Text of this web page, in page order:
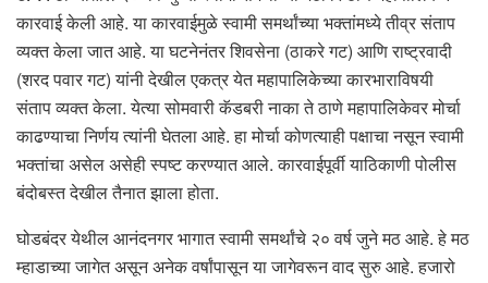
कारवाई केली आहे. या कारवाईमुळे स्वामी समर्थांच्या भक्तांमध्ये तीव्र संताप
व्यक्त केला जात आहे. या घटनेनंतर शिवसेना (ठाकरे गट) आणि राष्ट्रवादी
(शरद पवार गट) यांनी देखील एकत्र येत महापालिकेच्या कारभाराविषयी
संताप व्यक्त केला. येत्या सोमवारी कॅडबरी नाका ते ठाणे महापालिकेवर मोर्चा
काढण्याचा निर्णय त्यांनी घेतला आहे. हा मोर्चा कोणत्याही पक्षाचा नसून स्वामी
भक्तांचा असेल असेही स्पष्ट करण्यात आले. कारवाईपूर्वी याठिकाणी पोलीस
बंदोबस्त देखील तैनात झाला होता.
घोडबंदर येथील आनंदनगर भागात स्वामी समर्थांचे २० वर्ष जुने मठ आहे. हे मठ
म्हाडाच्या जागेत असून अनेक वर्षांपासून या जागेवरून वाद सुरु आहे. हजारो